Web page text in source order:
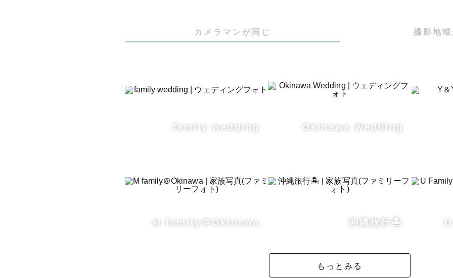
沖縄旅行の思い出に、またいつもの場所で。大切な人との瞬間を
天気予報がくるくる変わる沖縄で、撮影場所の選び方がとても大事
カメラマンが同じ 撮影地域
family wedding Okinawa Wedding
M family＠Okinawa 沖縄旅行🏝️
もっとみる